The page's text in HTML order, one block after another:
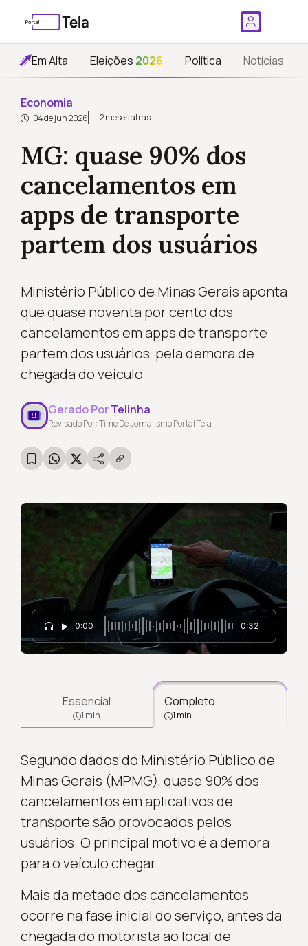
Em Alta Eleições 2026 Política Notícias
Economia
04 de jun 2026 2 meses atrás
MG: quase 90% dos
cancelamentos em
apps de transporte
partem dos usuários
Ministério Público de Minas Gerais aponta
que quase noventa por cento dos
cancelamentos em apps de transporte
partem dos usuários, pela demora de
chegada do veículo
Gerado PorTelinha
Revisado Por: Time De Jornalismo Portal Tela
0:00 0:32
Essencial
1 min
Completo
1 min
Segundo dados do Ministério Público de
Minas Gerais (MPMG), quase 90% dos
cancelamentos em aplicativos de
transporte são provocados pelos
usuários. O principal motivo é a demora
para o veículo chegar.
Mais da metade dos cancelamentos
ocorre na fase inicial do serviço, antes da
chegada do motorista ao local de